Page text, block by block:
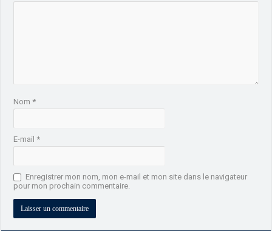
Nom*
E-mail*
Enregistrer mon nom, mon e-mail et mon site dans le navigateur
pour mon prochain commentaire.